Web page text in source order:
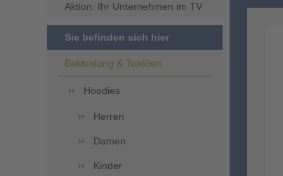
Aktion: Ihr Unternehmen im TV
Sie befinden sich hier
Bekleidung & Textilien
Hoodies
Herren
Damen
Kinder